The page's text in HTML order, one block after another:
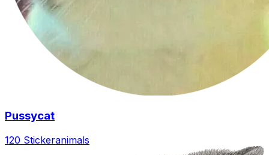
Pussycat
120 Stickeranimals